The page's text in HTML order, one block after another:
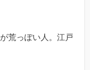
荒っぽい人。江戸